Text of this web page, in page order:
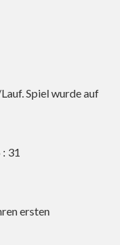
Spiel wurde auf
31
ersten